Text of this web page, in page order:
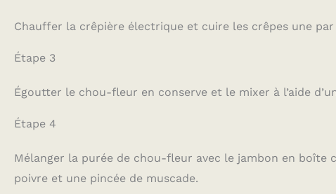
Chauffer la crêpière électrique et cuire les crêpes une par
Étape 3
Égoutter le chou-fleur en conserve et le mixer à l’aide
Étape 4
Mélanger la purée de chou-fleur avec le jambon en boîte
poivre et une pincée de muscade.